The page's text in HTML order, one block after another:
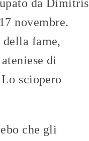
da Dimitris
novembre.
della fame,
di
sciopero
che gli